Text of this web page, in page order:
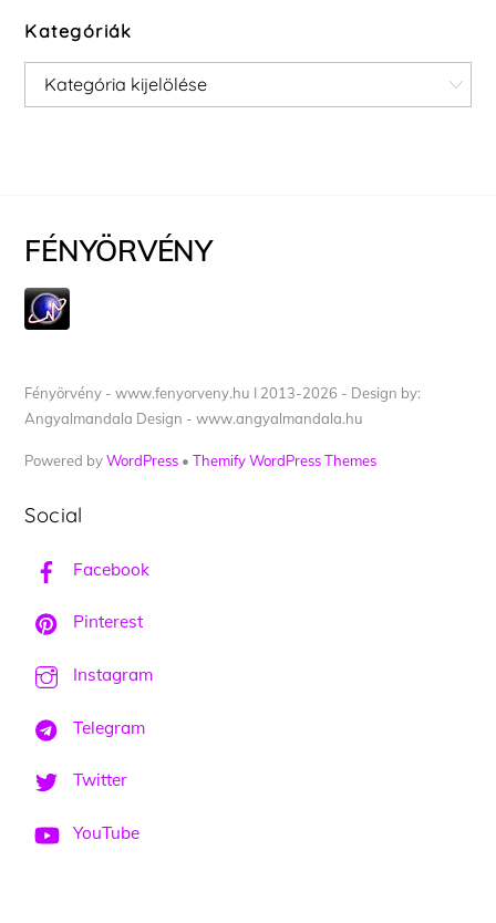
Kategóriák
Kategóriák
FÉNYÖRVÉNY
Fényörvény - www.fenyorveny.hu I 2013-2026 - Design by:
Angyalmandala Design - www.angyalmandala.hu
Powered byWordPress •Themify WordPress Themes
Social
Facebook
Pinterest
Instagram
Telegram
Twitter
YouTube